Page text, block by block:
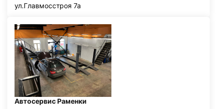
ул.Главмосстроя 7а
Автосервис Раменки